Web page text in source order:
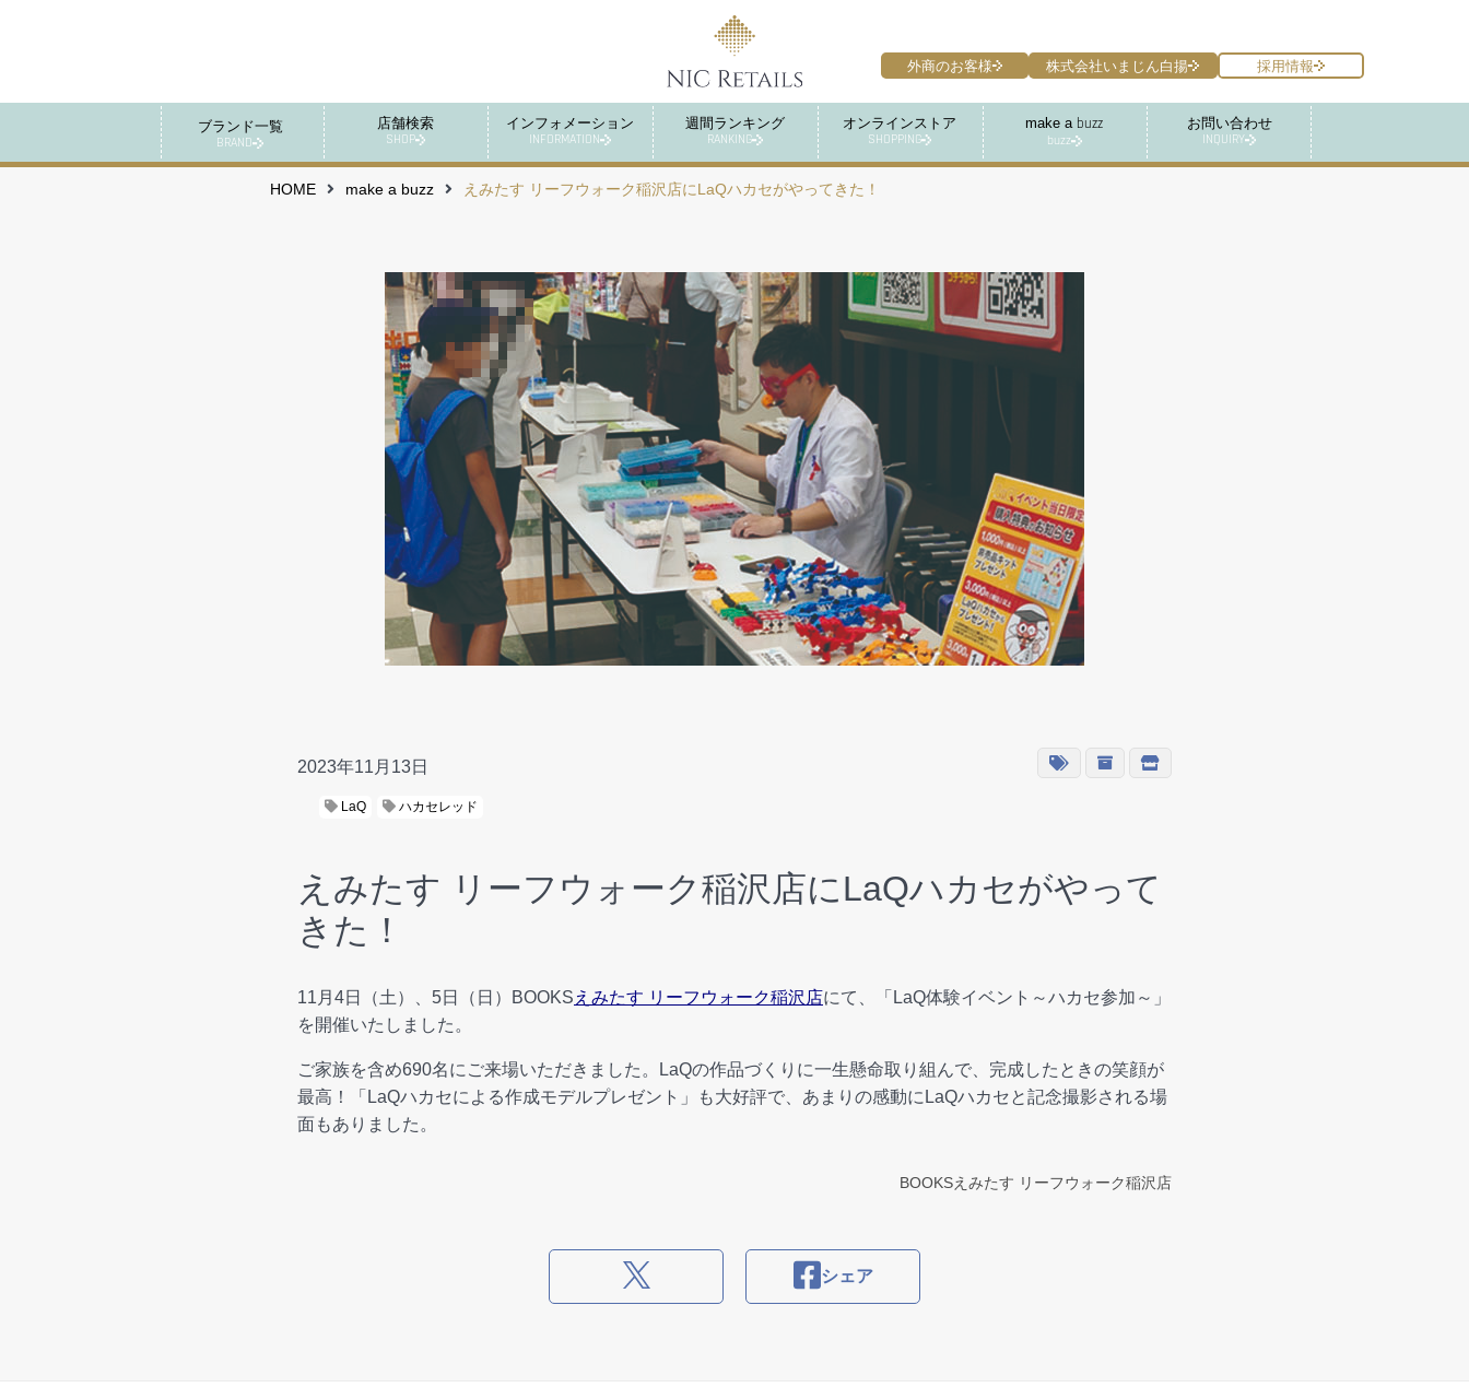
ブランド一覧
BRAND
店舗検索
SHOP
インフォメーション
INFORMATION
週間ランキング
RANKING
オンラインストア
SHOPPING
make a buzz
buzz
お問い合わせ
INQUIRY
外商のお客様 株式会社いまじん白揚 採用情報
HOME make a buzz えみたす リーフウォーク稲沢店にLaQハカセがやってきた！
2023年11月13日
LaQ ハカセレッド
えみたす リーフウォーク稲沢店にLaQハカセがやって
きた！
11月4日（土）、5日（日）BOOKS えみたす リーフウォーク稲沢店にて、「LaQ体験イベント～ハカセ参加～」
を開催いたしました。
ご家族を含め690名にご来場いただきました。LaQの作品づくりに一生懸命取り組んで、完成したときの笑顔が
最高！「LaQハカセによる作成モデルプレゼント」も大好評で、あまりの感動にLaQハカセと記念撮影される場
面もありました。
BOOKSえみたす リーフウォーク稲沢店
シェア